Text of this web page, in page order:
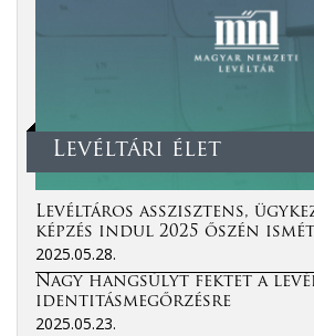
Levéltári élet
Levéltáros asszisztens,
képzés indul 2025 őszén
2025.05.28.
Nagy hangsúlyt fektet a
identitásmegőrzésre
2025.05.23.